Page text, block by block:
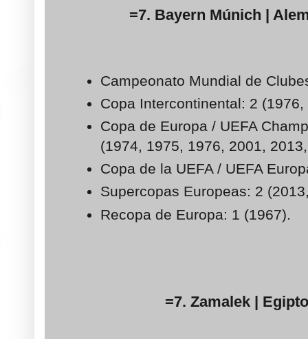
=7. Bayern Múnich |
Campeonato Mundial de
Copa Intercontinental: 2 (1976,
Copa de Europa / UEFA
(1974, 1975, 1976, 2001,
Copa de la UEFA / UEFA
Supercopas Europeas: 2
Recopa de Europa: 1 (1967).
=7. Zamalek |